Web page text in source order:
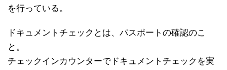
を行っている。
ドキュメントチェックとは、パスポートの確認のこ
と。
チェックインカウンターでドキュメントチェックを実